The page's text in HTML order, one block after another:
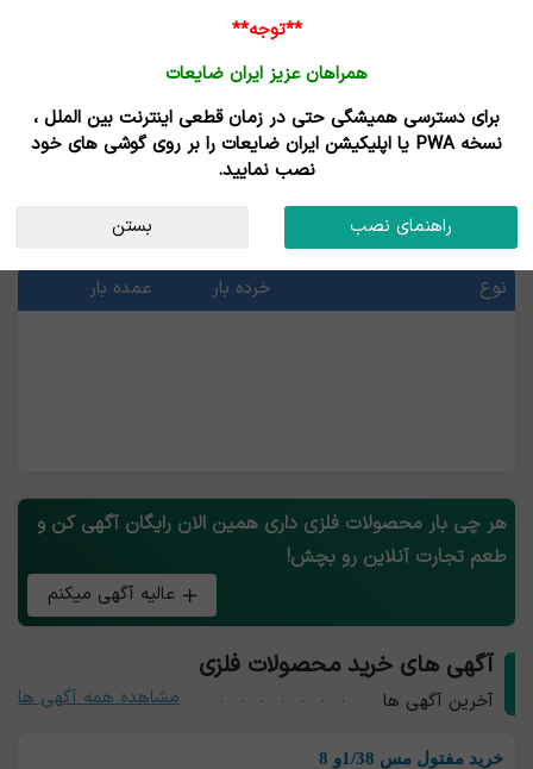
محصولات فلزی
قیمت محصولات فلزی
آخرین قیمت ها
نوع
خرده بار عمده بار
هر چی بار محصولات فلزی داری همین الان رایگان آگهی کن و
طعم تجارت آنلاین رو بچش!
عالیه آگهی میکنم
آگهی های خرید محصولات فلزی
آخرین آگهی ها مشاهده همه آگهی ها
خرید مفتول مس 1/38و 8
**توجه**
همراهان عزیز ایران ضایعات
برای دسترسی همیشگی حتی در زمان قطعی اینترنت بین الملل ،
نسخه PWA یا اپلیکیشن ایران ضایعات را بر روی گوشی های خود
نصب نمایید.
راهنمای نصب بستن